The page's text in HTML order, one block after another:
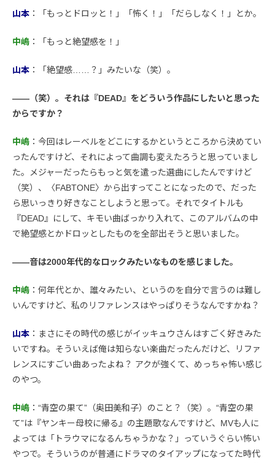
山本 ：「もっとドロッと！」「怖く！」「だらしなく！」とか。
中嶋 ：「もっと絶望感を！」
山本 ：「絶望感……？」みたいな（笑）。
――（笑）。それは『DEAD』をどういう作品にしたいと思った
からですか？
中嶋 ：今回はレーベルをどこにするかというところから決めてい
ったんですけど、それによって曲調も変えたろうと思っていまし
た。メジャーだったらもっと気を遣った選曲にしたんですけど
（笑）、〈FABTONE〉から出すってことになったので、だった
ら思いっきり好きなことしようと思って。それでタイトルも
『DEAD』にして、キモい曲ばっかり入れて、このアルバムの中
で絶望感とかドロッとしたものを全部出そうと思いました。
――音は2000年代的なロックみたいなものを感じました。
中嶋 ：何年代とか、誰々みたい、というのを自分で言うのは難し
いんですけど、私のリファレンスはやっぱりそうなんですかね？
山本 ：まさにその時代の感じがイッキュウさんはすごく好きみた
いですね。そういえば俺は知らない楽曲だったんだけど、リファ
レンスにすごい曲あったよね？ アクが強くて、めっちゃ怖い感じ
のやつ。
中嶋 ：“青空の果て”（奥田美和子）のこと？（笑）。“青空の果
て”は『ヤンキー母校に帰る』の主題歌なんですけど、MVも人に
よっては「トラウマになるんちゃうかな？」っていうぐらい怖い
やつで。そういうのが普通にドラマのタイアップになってた時代